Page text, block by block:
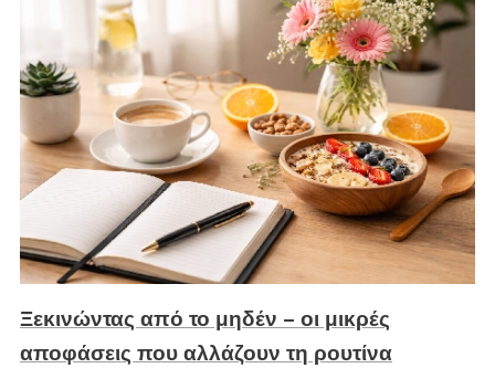
Ξεκινώντας από το μηδέν – οι μικρές
αποφάσεις που αλλάζουν τη ρουτίνα